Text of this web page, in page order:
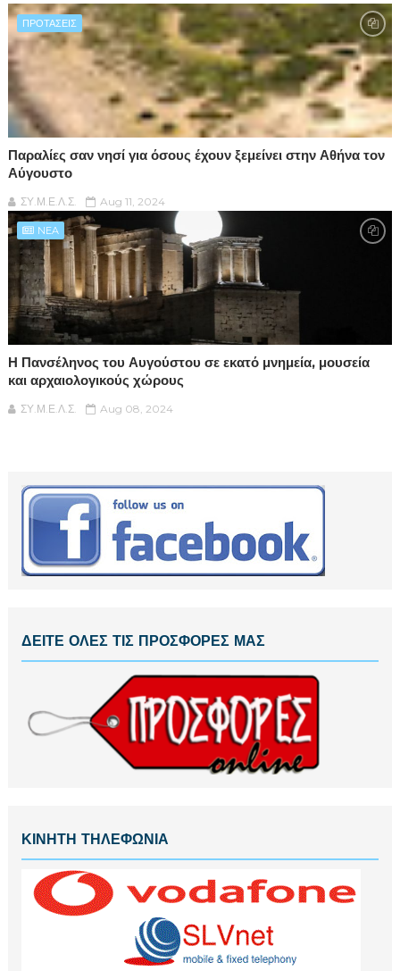
ΠΡΟΤΑΣΕΙΣ
Παραλίες σαν νησί για όσους έχουν ξεμείνει στην Αθήνα τον
Αύγουστο
ΣΥ.Μ.Ε.Λ.Σ. Aug 11, 2024
NEA
Η Πανσέληνος του Αυγούστου σε εκατό μνημεία, μουσεία
και αρχαιολογικούς χώρους
ΣΥ.Μ.Ε.Λ.Σ. Aug 08, 2024
ΔΕΙΤΕ ΟΛΕΣ ΤΙΣ ΠΡΟΣΦΟΡΕΣ ΜΑΣ
ΚΙΝΗΤΗ ΤΗΛΕΦΩΝΙΑ